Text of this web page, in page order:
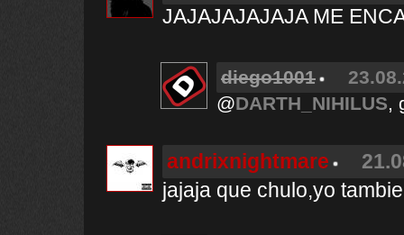
JAJAJAJAJAJA ME
diego1001
@DARTH_NIHILUS,
andrixnightmare
jajaja que chulo,yo